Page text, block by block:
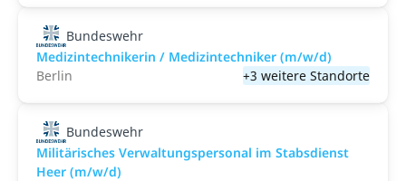
Bundeswehr
Medizintechnikerin / Medizintechniker (m/w/d)
Berlin
+3 weitere Standorte
Bundeswehr
Militärisches Verwaltungspersonal im Stabsdienst
Heer (m/w/d)